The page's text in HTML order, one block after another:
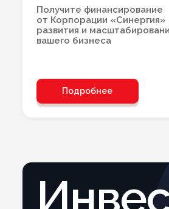
Получите финансирование
от Корпорации «Синергия»
развития и
вашего бизнеса
Подробнее